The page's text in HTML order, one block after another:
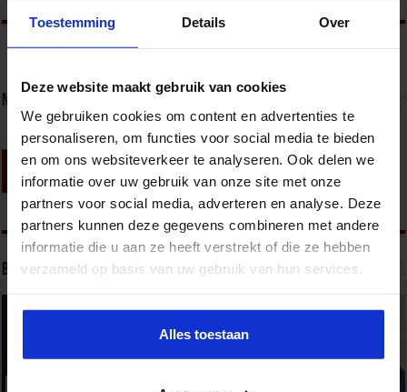
Toestemming Details Over
Deze website maakt gebruik van cookies
We gebruiken cookies om content en advertenties te
personaliseren, om functies voor social media te bieden
en om ons websiteverkeer te analyseren. Ook delen we
informatie over uw gebruik van onze site met onze
partners voor social media, adverteren en analyse. Deze
partners kunnen deze gegevens combineren met andere
informatie die u aan ze heeft verstrekt of die ze hebben
verzameld op basis van uw gebruik van hun services.
Alles toestaan
Nieuwsbrief
Bekijk onze opleidingen